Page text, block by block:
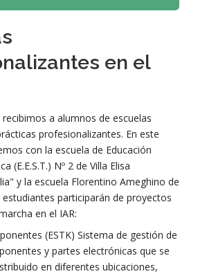
en el
a alumnos de escuelas
profesionalizantes. En este
con la escuela de Educación
(E.E.S.T.) Nº 2 de Villa Elisa
y la escuela Florentino Ameghino de
participarán de proyectos
en el IAR:
(ESTK) Sistema de gestión de
y partes electrónicas que se
en diferentes ubicaciones,